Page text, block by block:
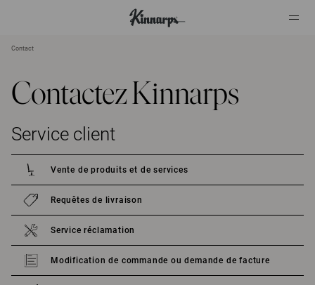
Contact
Contactez Kinnarps
Service client
Vente de produits et de services
Requêtes de livraison
Service réclamation
Modification de commande ou demande de facture